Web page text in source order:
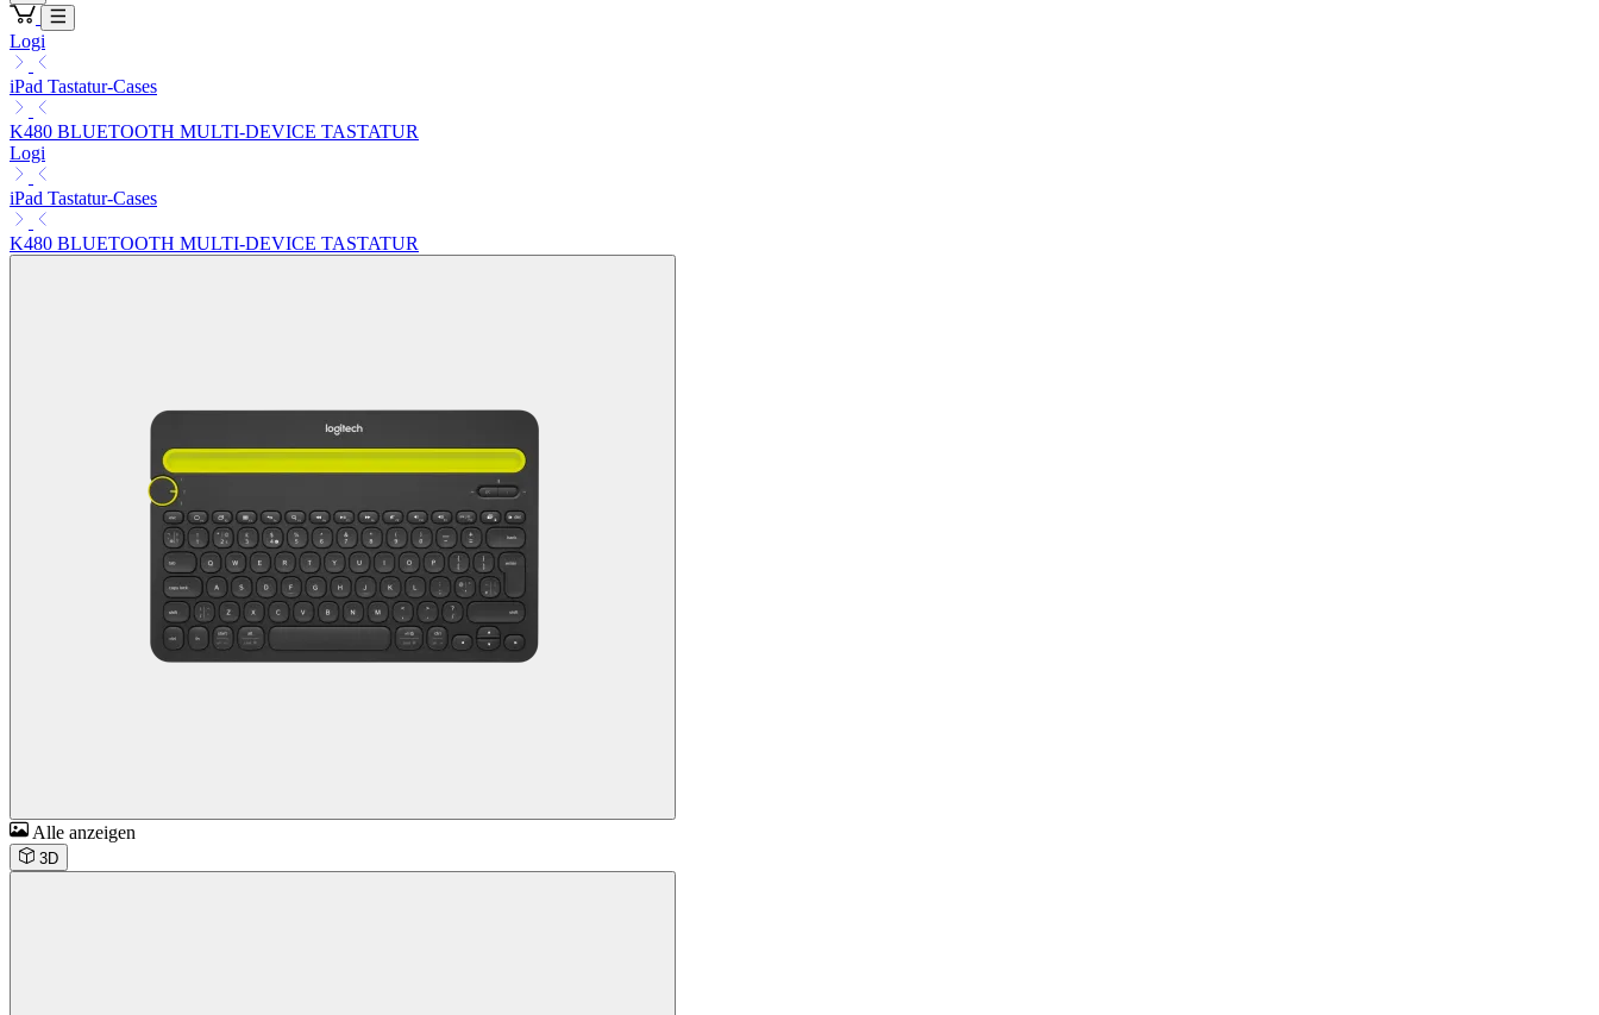
Logi
iPad Tastatur-Cases
K480 BLUETOOTH MULTI-DEVICE TASTATUR
Logi
iPad Tastatur-Cases
K480 BLUETOOTH MULTI-DEVICE TASTATUR
Alle anzeigen
3D